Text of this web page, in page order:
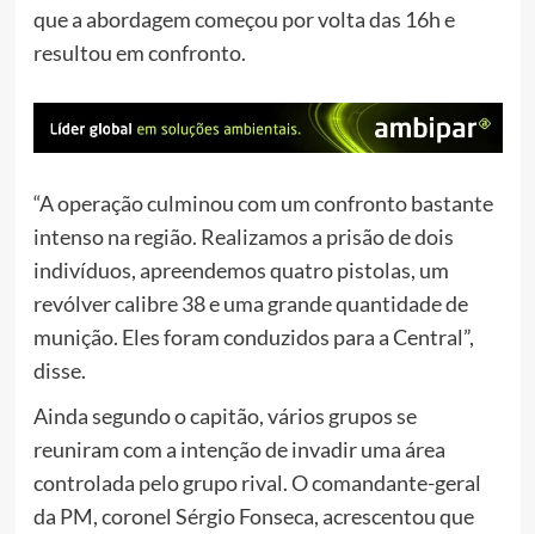
que a abordagem começou por volta das 16h e
resultou em confronto.
“A operação culminou com um confronto bastante
intenso na região. Realizamos a prisão de dois
indivíduos, apreendemos quatro pistolas, um
revólver calibre 38 e uma grande quantidade de
munição. Eles foram conduzidos para a Central”,
disse.
Ainda segundo o capitão, vários grupos se
reuniram com a intenção de invadir uma área
controlada pelo grupo rival. O comandante-geral
da PM, coronel Sérgio Fonseca, acrescentou que